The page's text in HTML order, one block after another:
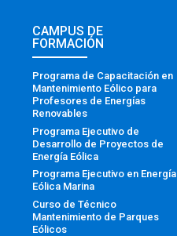
CAMPUS DE
FORMACIÓN
Programa de Capacitación en
Mantenimiento Eólico para
Profesores de Energías
Renovables
Programa Ejecutivo de
Desarrollo de Proyectos de
Energía Eólica
Programa Ejecutivo en Energía
Eólica Marina
Curso de Técnico
Mantenimiento de Parques
Eólicos